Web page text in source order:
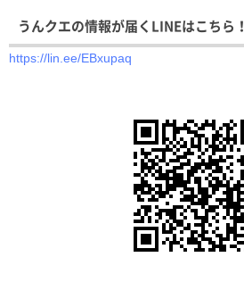
うんクエの情報が届くLINEはこちら！
https://lin.ee/EBxupaq